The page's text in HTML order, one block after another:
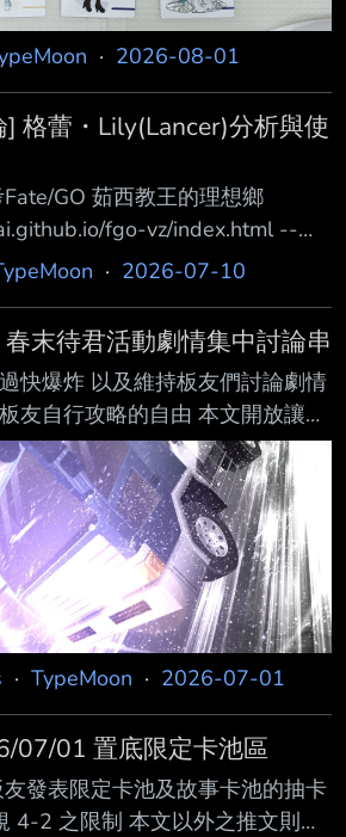
· 2026-08-01
] 格蕾・Lily(Lancer)分析與使
GO 茹西教王的理想鄉
fgo-vz/index.html --
攻擊] Lancer槍職，HP 12495
序、善、女性、人型、騎乘、
活在當下的人類、孩童從者、圓
的從者 [卡片及隱藏數值]
3hit，A卡3hit，Q卡5hit，Ex 5hit
星發生率12.0% 以自己打一套
· 2026-07-10
春末待君活動劇情集中討論串
快爆炸 以及維持板友們討論劇情
友自行攻略的自由 本文開放讓板
時活動「在春天的盡頭等待你」
位板友攻略順利！ -- 玩完 Fate
到從者都是怪物 御主就該專心在
完 UBW route 後 我認知到從者
在條件符合下依然有機會和其一
後 我明白了從者們都是渣 真正
御主們在打的 --
· TypeMoon · 2026-07-01
07/01 置底限定卡池區
發表限定卡池及故事卡池的抽卡
4-2 之限制 本文以外之推文則按